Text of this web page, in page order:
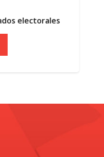
Mañana entra
permiso por